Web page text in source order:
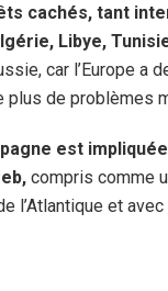
cachés, tant
Libye,
car l’Europe a
de problèmes
est
compris comme
l’Atlantique et